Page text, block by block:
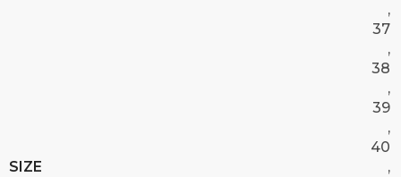
SIZE
,
37
,
38
,
39
,
40
,